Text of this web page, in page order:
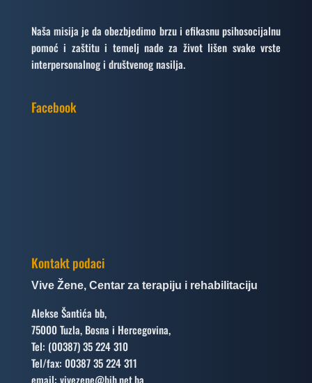
Naša misija je da obezbjedimo brzu i efikasnu psihosocijalnu
pomoć i zaštitu i temelj nade za život lišen svake vrste
interpersonalnog i društvenog nasilja.
Facebook
Kontakt podaci
Vive Žene, Centar za terapiju i rehabilitaciju
Alekse Šantića bb,
75000 Tuzla, Bosna i Hercegovina,
Tel: (00387) 35 224 310
Tel/fax: 00387 35 224 311
email: vivezene@bih.net.ba